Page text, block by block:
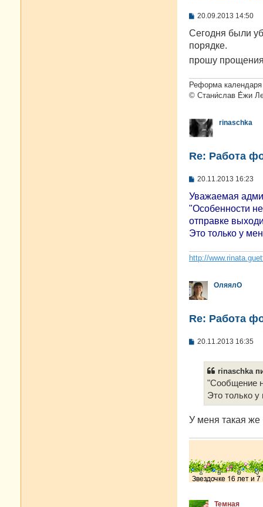
С
о
щ
н
е
20.09.2013 14:50
Сегодня были
порядке.
прошу
Реформа
© Стани́слав Е́жи
rinaschka
Re: Работа
С
о
щ
е
и
20.11.2013 16:23
Уважаемая
"Особенности
отправке
Это только у
http://
ОляялО
Re: Работа
С
20.11.2013 16:35
rinaschka
"Сообщение
Это только у
У меня такая же
Темная